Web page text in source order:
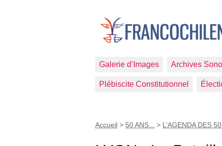
Galerie d’Images Archives
Plébiscite Constitutionnel
Accueil > 50 ANS... > L’AGENDA DES